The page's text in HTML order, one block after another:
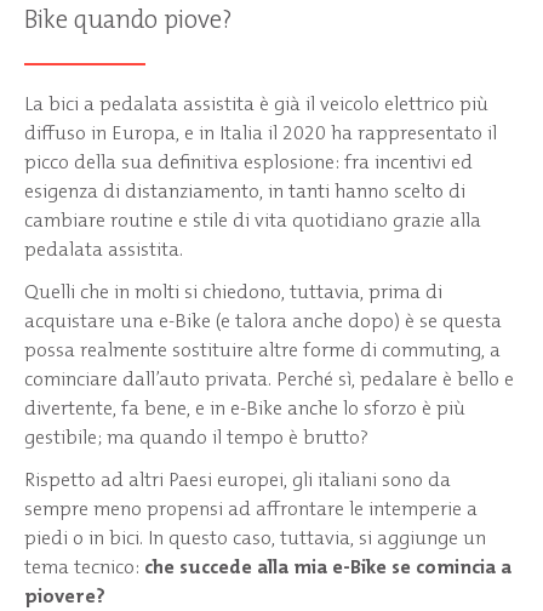
Bike quando piove?
La bici a pedalata assistita è già il veicolo elettrico più
diffuso in Europa, e in Italia il 2020 ha rappresentato il
picco della sua definitiva esplosione: fra incentivi ed
esigenza di distanziamento, in tanti hanno scelto di
cambiare routine e stile di vita quotidiano grazie alla
pedalata assistita.
Quelli che in molti si chiedono, tuttavia, prima di
acquistare una e-Bike (e talora anche dopo) è se questa
possa realmente sostituire altre forme di commuting, a
cominciare dall’auto privata. Perché sì, pedalare è bello e
divertente, fa bene, e in e-Bike anche lo sforzo è più
gestibile; ma quando il tempo è brutto?
Rispetto ad altri Paesi europei, gli italiani sono da
sempre meno propensi ad affrontare le intemperie a
piedi o in bici. In questo caso, tuttavia, si aggiunge un
tema tecnico: che succede alla mia e-Bike se comincia a
piovere?